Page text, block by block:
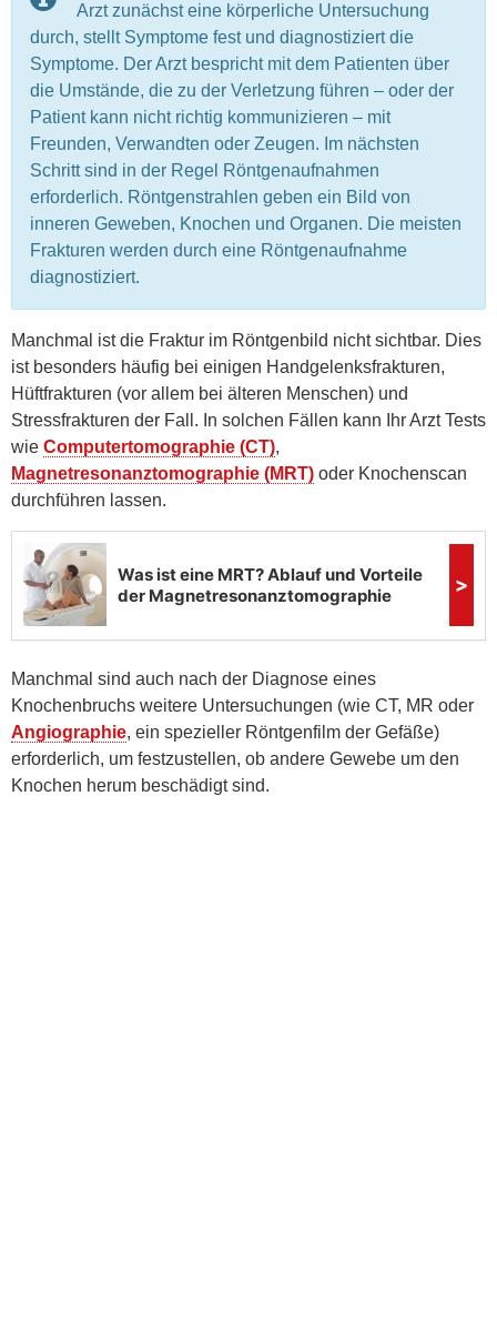
Arzt zunächst eine körperliche Untersuchung
durch, stellt Symptome fest und diagnostiziert die
Symptome. Der Arzt bespricht mit dem Patienten über
die Umstände, die zu der Verletzung führen – oder der
Patient kann nicht richtig kommunizieren – mit
Freunden, Verwandten oder Zeugen. Im nächsten
Schritt sind in der Regel Röntgenaufnahmen
erforderlich. Röntgenstrahlen geben ein Bild von
inneren Geweben, Knochen und Organen. Die meisten
Frakturen werden durch eine Röntgenaufnahme
diagnostiziert.
Manchmal ist die Fraktur im Röntgenbild nicht sichtbar. Dies
ist besonders häufig bei einigen Handgelenksfrakturen,
Hüftfrakturen (vor allem bei älteren Menschen) und
Stressfrakturen der Fall. In solchen Fällen kann Ihr Arzt Tests
wie Computertomographie (CT),
Magnetresonanztomographie (MRT) oder Knochenscan
durchführen lassen.
Manchmal sind auch nach der Diagnose eines
Knochenbruchs weitere Untersuchungen (wie CT, MR oder
Angiographie, ein spezieller Röntgenfilm der Gefäße)
erforderlich, um festzustellen, ob andere Gewebe um den
Knochen herum beschädigt sind.